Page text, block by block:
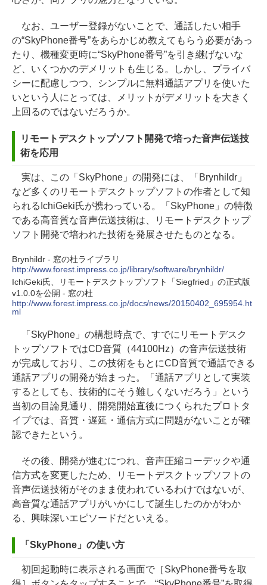
なお、ユーザー登録がないことで、通話したい相手
の“SkyPhone番号”をあらかじめ教えてもらう必要があっ
たり、機種変更時に“SkyPhone番号”を引き継げないな
ど、いくつかのデメリットも生じる。しかし、プライバ
シーに配慮しつつ、シンプルに無料通話アプリを使いた
いという人にとっては、メリットがデメリットを大きく
上回るのではないだろうか。
リモートデスクトップソフト開発で培った音声伝送技
術を応用
実は、この「SkyPhone」の開発には、「Brynhildr」
など多くのリモートデスクトップソフトの作者として知
られるIchiGeki氏が携わっている。「SkyPhone」の特徴
である高音質な音声伝送技術は、リモートデスクトップ
ソフト開発で培われた技術を発展させたものとなる。
Brynhildr - 窓の杜ライブラリ
http://www.forest.impress.co.jp/library/software/brynhildr/
IchiGeki氏、リモートデスクトップソフト「Siegfried」の正式版
v1.0.0を公開 - 窓の杜
http://www.forest.impress.co.jp/docs/news/20150402_695954.ht
ml
「SkyPhone」の構想時点で、すでにリモートデスク
トップソフトではCD音質（44100Hz）の音声伝送技術
が完成しており、この技術をもとにCD音質で通話できる
通話アプリの開発が始まった。「通話アプリとして実装
するとしても、技術的にそう難しくないだろう」という
当初の目論見通り、開発開始直後につくられたプロトタ
イプでは、音質・遅延・通信方式に問題がないことが確
認できたという。
その後、開発が進むにつれ、音声圧縮コーデックや通
信方式を変更したため、リモートデスクトップソフトの
音声伝送技術がそのまま使われているわけではないが、
高音質な通話アプリがいかにして誕生したのかがわか
る、興味深いエピソードだといえる。
「SkyPhone」の使い方
初回起動時に表示される画面で［SkyPhone番号を取